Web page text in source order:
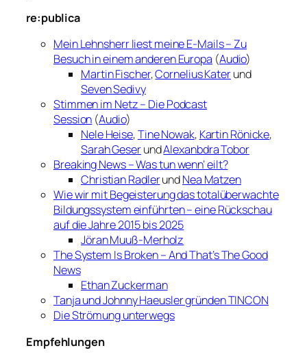
re:publica
Mein Lehnsherr liest meine E-Mails – Zu
Besuch in einem anderen Europa (Audio)
Martin Fischer,Cornelius Katerund
Seven Sedivy
Stimmen im Netz – Die Podcast
Session (Audio)
Nele Heise,Tine Nowak, Kartin Rönicke,
Sarah GeserundAlexanbdra Tobor
Breaking News – Was tun wenn’ eilt?
Christian RadlerundNea Matzen
Wie wir mit Begeisterung das totalüberwachte
Bildungssystem einführten – eine Rückschau
auf die Jahre 2015 bis 2025
Jöran Muuß-Merholz
The System Is Broken – And That’s The Good
News
Ethan Zuckerman
Tanja und Johnny Haeusler gründen TINCON
Die Strömung unterwegs
Empfehlungen